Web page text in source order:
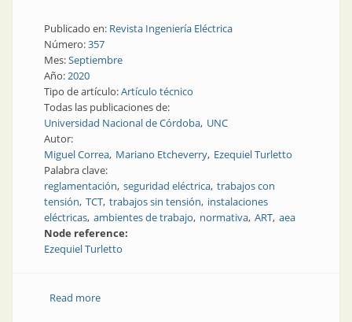
Publicado en: Revista Ingeniería Eléctrica
Número:357
Mes:Septiembre
Año:2020
Tipo de artículo:Artículo técnico
Todas las publicaciones de:
Universidad Nacional de Córdoba UNC
Autor:
Miguel Correa Mariano Etcheverry Ezequiel Turletto
Palabra clave:
reglamentación seguridad eléctrica trabajos con
tensión TCT trabajos sin tensión instalaciones
eléctricas ambientes de trabajo normativa ART aea
Node reference:
Ezequiel Turletto
Read moreabout Nueva reglamentación sobre seguridad